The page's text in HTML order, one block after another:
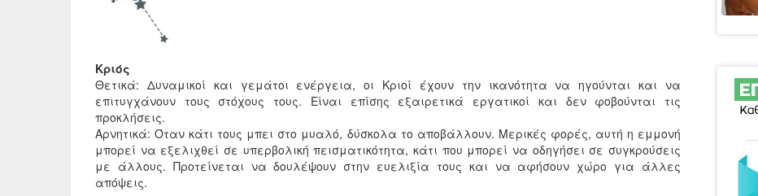
Κριός
Θετικά: Δυναμικοί και γεμάτοι ενέργεια, οι Κριοί έχουν την ικανότητα να ηγούνται και να
επιτυγχάνουν τους στόχους τους. Είναι επίσης εξαιρετικά εργατικοί και δεν φοβούνται τις
προκλήσεις.
Αρνητικά: Όταν κάτι τους μπει στο μυαλό, δύσκολα το αποβάλλουν. Μερικές φορές, αυτή η εμμονή
μπορεί να εξελιχθεί σε υπερβολική πεισματικότητα, κάτι που μπορεί να οδηγήσει σε συγκρούσεις
με άλλους. Προτείνεται να δουλέψουν στην ευελιξία τους και να αφήσουν χώρο για άλλες
απόψεις.